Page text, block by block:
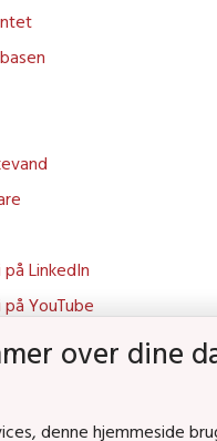
LinkedIn
YouTube
over dine
denne hjemmeside